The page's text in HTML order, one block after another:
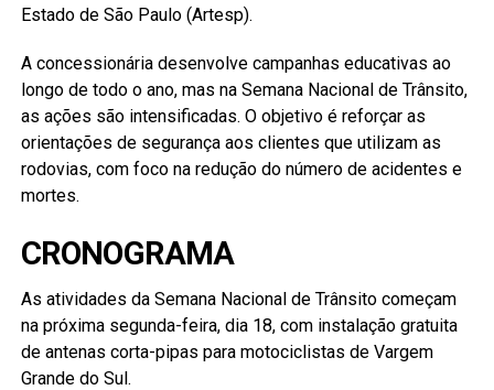
Estado de São Paulo (Artesp).
A concessionária desenvolve campanhas educativas ao
longo de todo o ano, mas na Semana Nacional de Trânsito,
as ações são intensificadas. O objetivo é reforçar as
orientações de segurança aos clientes que utilizam as
rodovias, com foco na redução do número de acidentes e
mortes.
CRONOGRAMA
As atividades da Semana Nacional de Trânsito começam
na próxima segunda-feira, dia 18, com instalação gratuita
de antenas corta-pipas para motociclistas de Vargem
Grande do Sul.